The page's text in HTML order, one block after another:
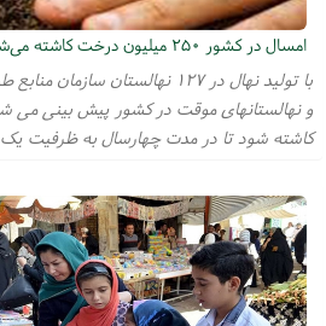
امسال در کشور ۲۵۰ میلیون درخت کاشته می‌شود
با تولید نهال در ۱۲۷ نهالستان
کاشته شود تا در مدت چهارسال به ظرفیت یک